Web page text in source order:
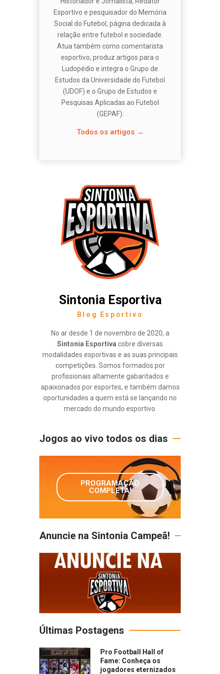
Esportivo e pesquisador do Memória
Social do Futebol, página dedicada à
relação entre futebol e sociedade.
Atua também como comentarista
esportivo, produz artigos para o
Ludopédio e integra o Grupo de
Estudos da Universidade do Futebol
(UDOF) e o Grupo de Estudos e
Pesquisas Aplicadas ao Futebol
(GEPAF).
Todos os artigos →
Sintonia Esportiva
Blog Esportivo
No ar desde 1 de novembro de 2020, a
Sintonia Esportiva cobre diversas
modalidades esportivas e as suas principais
competições. Somos formados por
profissionais altamente gabaritados e
apaixonados por esportes, e também damos
oportunidades a quem está se lançando no
mercado do mundo esportivo.
Jogos ao vivo todos os dias
PROGRAMAÇÃO
COMPLETA!
Anuncie na Sintonia Campeã!
Últimas Postagens
Pro Football Hall of
Fame: Conheça os
jogadores eternizados